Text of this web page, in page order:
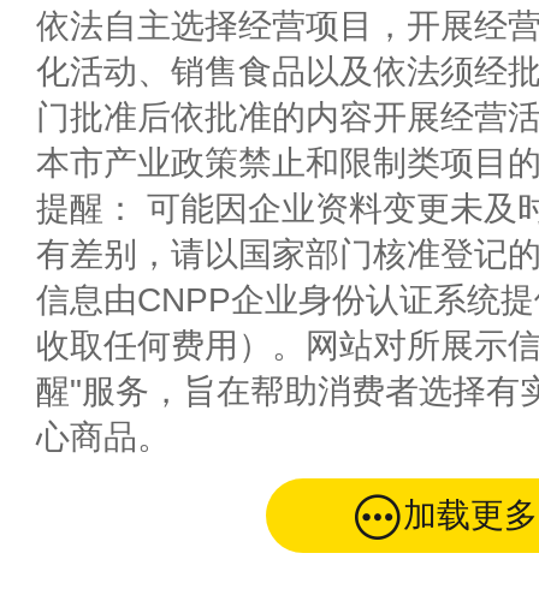
依法自主选择经营项目，开展经
化活动、销售食品以及依法须经
门批准后依批准的内容开展经营
本市产业政策禁止和限制类项目
提醒： 可能因企业资料变更未及
有差别，请以国家部门核准登记
信息由CNPP企业身份认证系统
收取任何费用）。网站对所展示
醒"服务，旨在帮助消费者选择有
心商品。
加载更多